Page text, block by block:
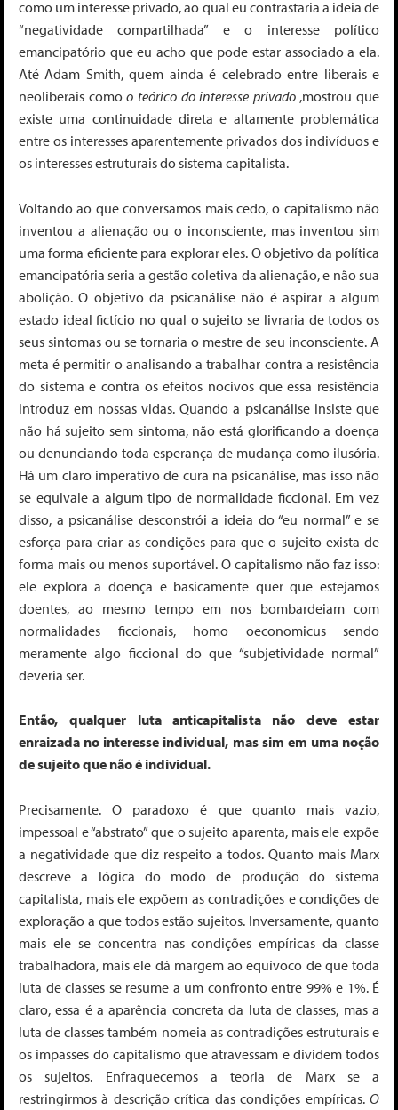
como um interesse privado, ao qual eu contrastaria a ideia de
“negatividade compartilhada” e o interesse político
emancipatório que eu acho que pode estar associado a ela.
Até Adam Smith, quem ainda é celebrado entre liberais e
neoliberais comoo teórico do interesse privado ,mostrou que
existe uma continuidade direta e altamente problemática
entre os interesses aparentemente privados dos indivíduos e
os interesses estruturais do sistema capitalista.
Voltando ao que conversamos mais cedo, o capitalismo não
inventou a alienação ou o inconsciente, mas inventou sim
uma forma eficiente para explorar eles. O objetivo da política
emancipatória seria a gestão coletiva da alienação, e não sua
abolição. O objetivo da psicanálise não é aspirar a algum
estado ideal fictício no qual o sujeito se livraria de todos os
seus sintomas ou se tornaria o mestre de seu inconsciente. A
meta é permitir o analisando a trabalhar contra a resistência
do sistema e contra os efeitos nocivos que essa resistência
introduz em nossas vidas. Quando a psicanálise insiste que
não há sujeito sem sintoma, não está glorificando a doença
ou denunciando toda esperança de mudança como ilusória.
Há um claro imperativo de cura na psicanálise, mas isso não
se equivale a algum tipo de normalidade ficcional. Em vez
disso, a psicanálise desconstrói a ideia do “eu normal” e se
esforça para criar as condições para que o sujeito exista de
forma mais ou menos suportável. O capitalismo não faz isso:
ele explora a doença e basicamente quer que estejamos
doentes, ao mesmo tempo em nos bombardeiam com
normalidades ficcionais, homo oeconomicus sendo
meramente algo ficcional do que “subjetividade normal”
deveria ser.
Então, qualquer luta anticapitalista não deve estar
enraizada no interesse individual, mas sim em uma noção
de sujeito que não é individual.
Precisamente. O paradoxo é que quanto mais vazio,
impessoal e “abstrato” que o sujeito aparenta, mais ele expõe
a negatividade que diz respeito a todos. Quanto mais Marx
descreve a lógica do modo de produção do sistema
capitalista, mais ele expõem as contradições e condições de
exploração a que todos estão sujeitos. Inversamente, quanto
mais ele se concentra nas condições empíricas da classe
trabalhadora, mais ele dá margem ao equívoco de que toda
luta de classes se resume a um confronto entre 99% e 1%. É
claro, essa é a aparência concreta da luta de classes, mas a
luta de classes também nomeia as contradições estruturais e
os impasses do capitalismo que atravessam e dividem todos
os sujeitos. Enfraquecemos a teoria de Marx se a
restringirmos à descrição crítica das condições empíricas.O